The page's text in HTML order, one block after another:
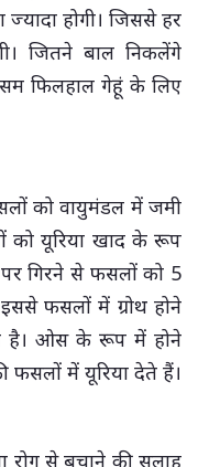
ज्यादा होगी। जिससे हर
जितने बाल निकलेंगे
फिलहाल गेहूं के लिए
को वायुमंडल में जमी
को यूरिया खाद के रूप
गिरने से फसलों को 5
फसलों में ग्रोथ होने
है। ओस के रूप में होने
फसलों में यूरिया देते हैं।
रोग से बचाने की सलाह